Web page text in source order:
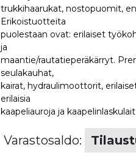
trukkihaarukat, nostopuomit,
Erikoistuotteita
puolestaan ovat: erilaiset
ja
maantie/rautatieperäkärryt.
seulakauhat,
kairat, hydraulimoottorit,
erilaisia
kaapeliauroja ja
Varastosaldo: